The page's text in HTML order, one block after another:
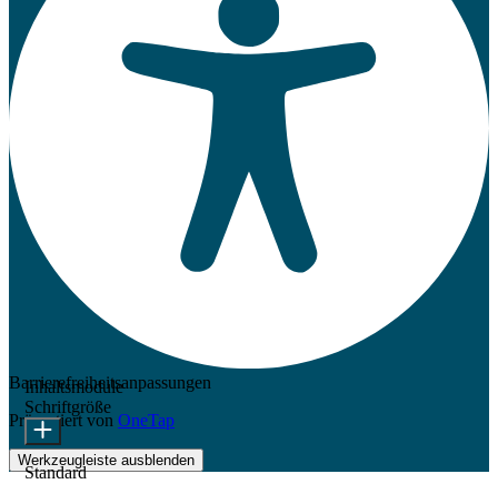
Barrierefreiheitsanpassungen
Präsentiert von OneTap
Werkzeugleiste ausblenden
Inhaltsmodule
Schriftgröße
Standard